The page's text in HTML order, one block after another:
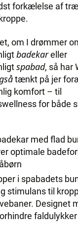
forkælelse af
om I drømmer
badekareller
spabad, så har
tænkt på jer
komfort – til
for både
med flad
optimale
i spabadets
stimulans til
Designet
faldulykker